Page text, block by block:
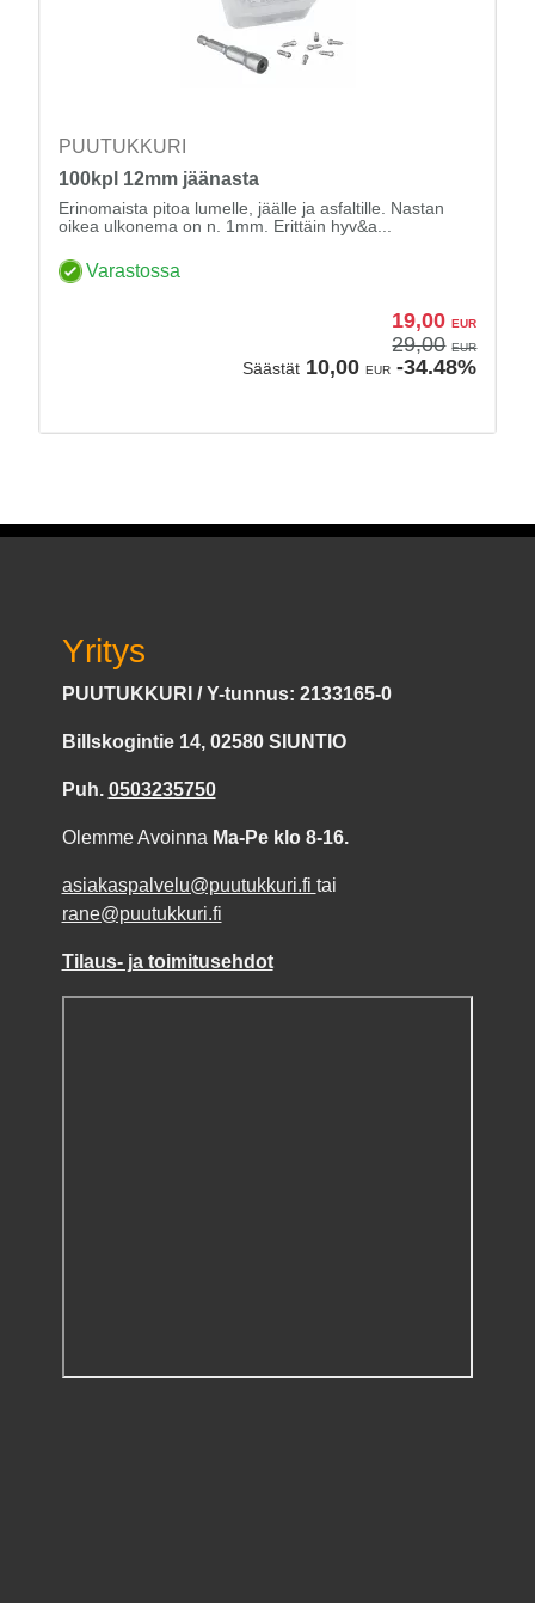
PUUTUKKURI
100kpl 12mm jäänasta
Erinomaista pitoa lumelle, jäälle ja asfaltille. Nastan
oikea ulkonema on n. 1mm. Erittäin hyv&a...
Varastossa
19,00 EUR
29,00 EUR
Säästät 10,00 EUR -34.48%
Yritys
PUUTUKKURI / Y-tunnus: 2133165-0
Billskogintie 14, 02580 SIUNTIO
Puh. 0503235750
Olemme Avoinna Ma-Pe klo 8-16.
asiakaspalvelu@puutukkuri.fi tai
rane@puutukkuri.fi
Tilaus- ja toimitusehdot